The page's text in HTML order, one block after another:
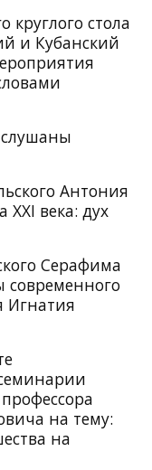
круглого стола
и Кубанский
Антония
века: дух
Серафима
Игнатия
на тему:
на